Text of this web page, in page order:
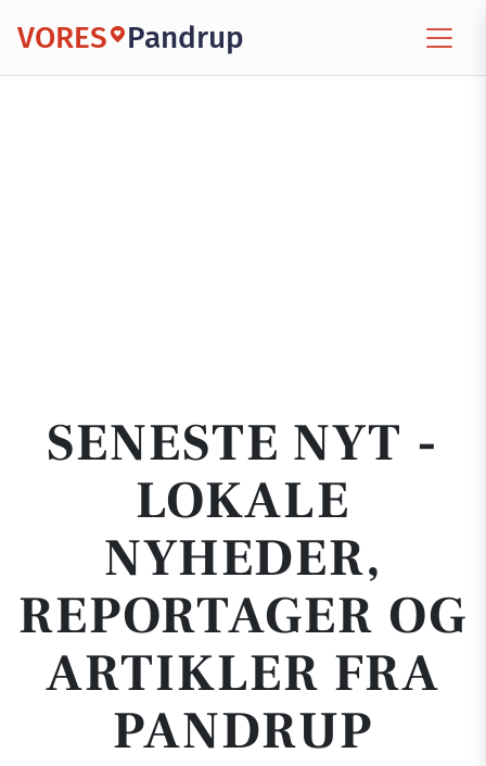
VORES Pandrup
SENESTE NYT -
LOKALE
NYHEDER,
REPORTAGER OG
ARTIKLER FRA
PANDRUP